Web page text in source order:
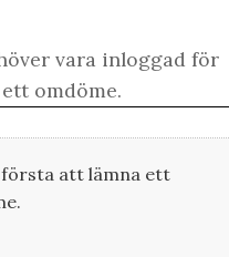
första att lämna ett